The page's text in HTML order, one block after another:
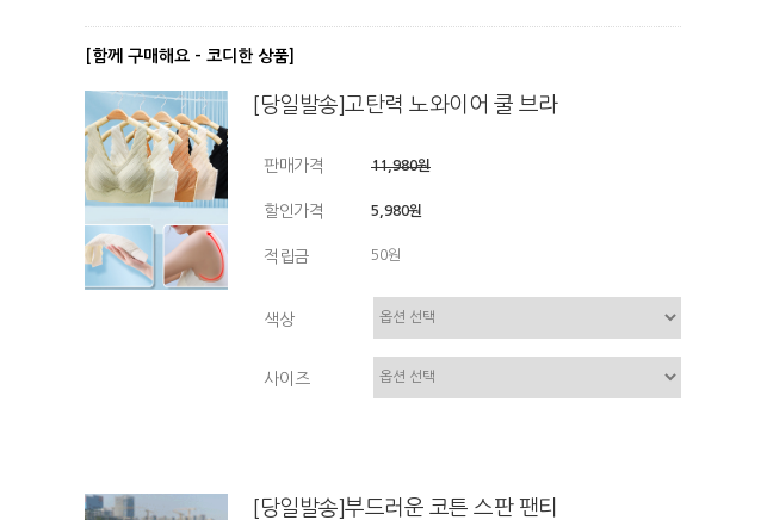
[함께 구매해요 - 코디한 상품]
[당일발송]고탄력 노와이어 쿨 브라
판매가격 11,980원
할인가격 5,980원
적립금 50원
색상
사이즈
[당일발송]부드러운 코튼 스판 팬티